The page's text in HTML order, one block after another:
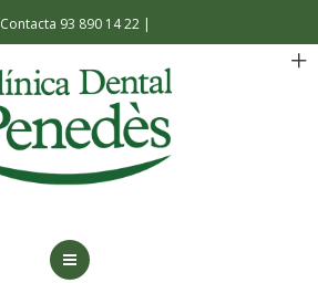
Contacta 93 890 14 22 |